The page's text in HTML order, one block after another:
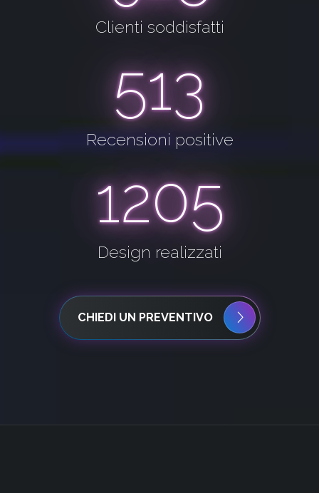
Clienti soddisfatti
513
Recensioni positive
1205
Design realizzati
CHIEDI UN PREVENTIVO